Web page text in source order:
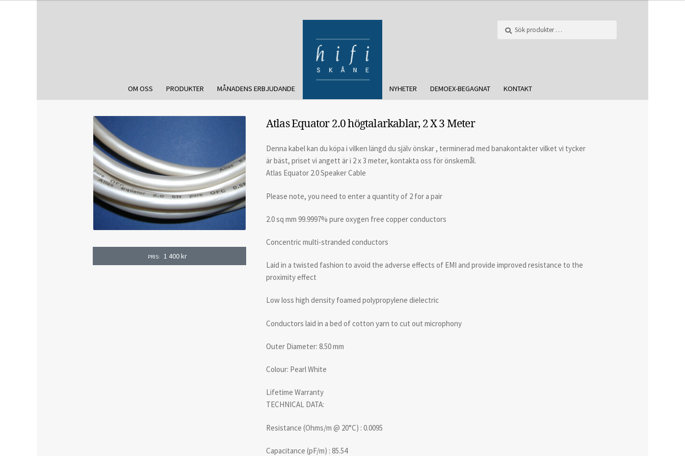
OM OSS PRODUKTER MÅNADENS ERBJUDANDE NYHETER DEMOEX-BEGAGNAT KONTAKT
PRIS: 1 400kr
Atlas Equator 2.0 högtalarkablar, 2 X 3 Meter
Denna kabel kan du köpa i vilken längd du själv önskar , terminerad med banakontakter vilket vi tycker
är bäst, priset vi angett är i 2 x 3 meter, kontakta oss för önskemål.
Atlas Equator 2.0 Speaker Cable
Please note, you need to enter a quantity of 2 for a pair
2.0 sq mm 99.9997% pure oxygen free copper conductors
Concentric multi-stranded conductors
Laid in a twisted fashion to avoid the adverse effects of EMI and provide improved resistance to the
proximity effect
Low loss high density foamed polypropylene dielectric
Conductors laid in a bed of cotton yarn to cut out microphony
Outer Diameter: 8.50 mm
Colour: Pearl White
Lifetime Warranty
TECHNICAL DATA:
Resistance (Ohms/m @ 20°C) : 0.0095
Capacitance (pF/m) : 85.54